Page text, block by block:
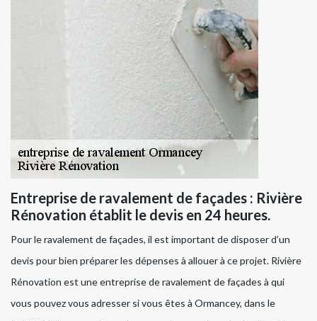
Entreprise de ravalement de façades : Rivière
Rénovation établit le devis en 24 heures.
Pour le ravalement de façades, il est important de disposer d’un
devis pour bien préparer les dépenses à allouer à ce projet. Rivière
Rénovation est une entreprise de ravalement de façades à qui
vous pouvez vous adresser si vous êtes à Ormancey, dans le